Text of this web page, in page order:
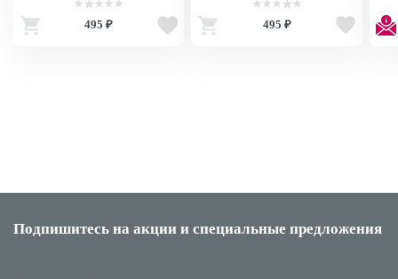
Scalp massage bio hair brush
Green, 1 шт
495 ₽
розовая / Scalp massage bio
hair brush Light pink, 1 шт
495 ₽
Подпишитесь на акции и специальные предложения